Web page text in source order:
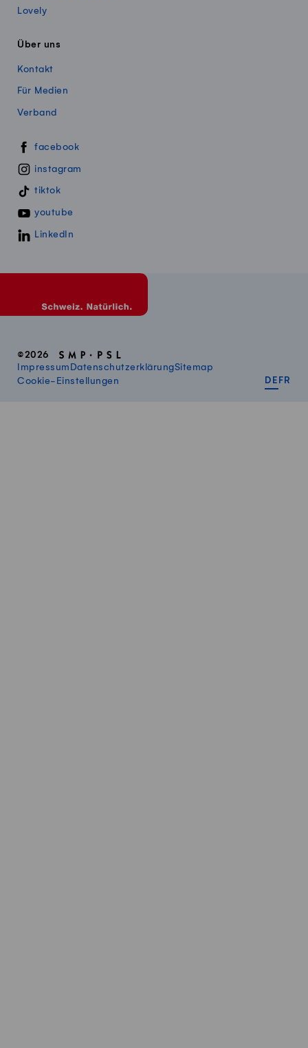
Lovely
Über uns
Kontakt
Für Medien
Verband
Swissmillk auf Social Media
facebook
instagram
tiktok
youtube
LinkedIn
©2026
Impressum DatenschutzerklärungSitemap
Cookie-Einstellungen
DE FR